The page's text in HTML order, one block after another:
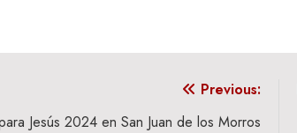
Previous:
Jesús 2024 en San Juan de los Morros